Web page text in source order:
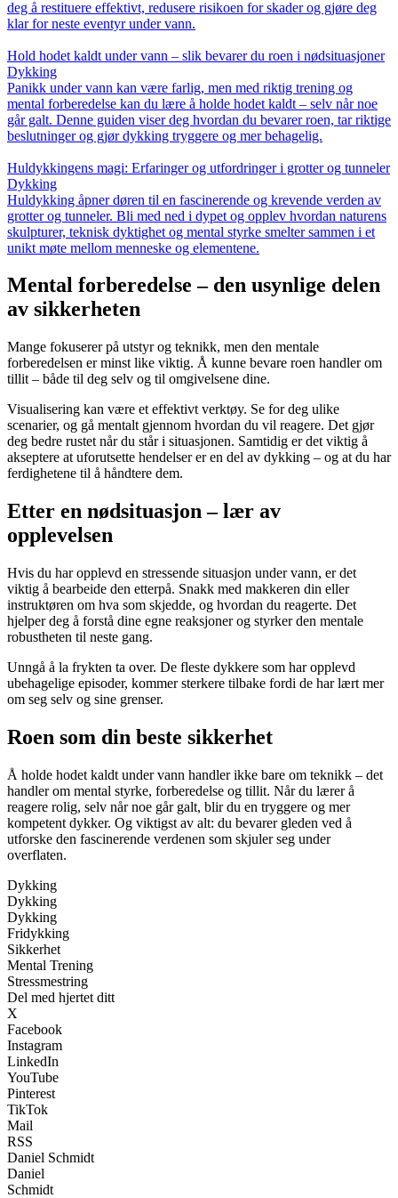
deg å restituere effektivt, redusere risikoen for skader og gjøre deg
klar for neste eventyr under vann.
Hold hodet kaldt under vann – slik bevarer du roen i nødsituasjoner
Dykking
Panikk under vann kan være farlig, men med riktig trening og
mental forberedelse kan du lære å holde hodet kaldt – selv når noe
går galt. Denne guiden viser deg hvordan du bevarer roen, tar riktige
beslutninger og gjør dykking tryggere og mer behagelig.
Huldykkingens magi: Erfaringer og utfordringer i grotter og tunneler
Dykking
Huldykking åpner døren til en fascinerende og krevende verden av
grotter og tunneler. Bli med ned i dypet og opplev hvordan naturens
skulpturer, teknisk dyktighet og mental styrke smelter sammen i et
unikt møte mellom menneske og elementene.
Mental forberedelse – den usynlige delen
av sikkerheten
Mange fokuserer på utstyr og teknikk, men den mentale
forberedelsen er minst like viktig. Å kunne bevare roen handler om
tillit – både til deg selv og til omgivelsene dine.
Visualisering kan være et effektivt verktøy. Se for deg ulike
scenarier, og gå mentalt gjennom hvordan du vil reagere. Det gjør
deg bedre rustet når du står i situasjonen. Samtidig er det viktig å
akseptere at uforutsette hendelser er en del av dykking – og at du har
ferdighetene til å håndtere dem.
Etter en nødsituasjon – lær av
opplevelsen
Hvis du har opplevd en stressende situasjon under vann, er det
viktig å bearbeide den etterpå. Snakk med makkeren din eller
instruktøren om hva som skjedde, og hvordan du reagerte. Det
hjelper deg å forstå dine egne reaksjoner og styrker den mentale
robustheten til neste gang.
Unngå å la frykten ta over. De fleste dykkere som har opplevd
ubehagelige episoder, kommer sterkere tilbake fordi de har lært mer
om seg selv og sine grenser.
Roen som din beste sikkerhet
Å holde hodet kaldt under vann handler ikke bare om teknikk – det
handler om mental styrke, forberedelse og tillit. Når du lærer å
reagere rolig, selv når noe går galt, blir du en tryggere og mer
kompetent dykker. Og viktigst av alt: du bevarer gleden ved å
utforske den fascinerende verdenen som skjuler seg under
overflaten.
Dykking
Dykking
Dykking
Fridykking
Sikkerhet
Mental Trening
Stressmestring
Del med hjertet ditt
X
Facebook
Instagram
LinkedIn
YouTube
Pinterest
TikTok
Mail
RSS
Daniel Schmidt
Daniel
Schmidt